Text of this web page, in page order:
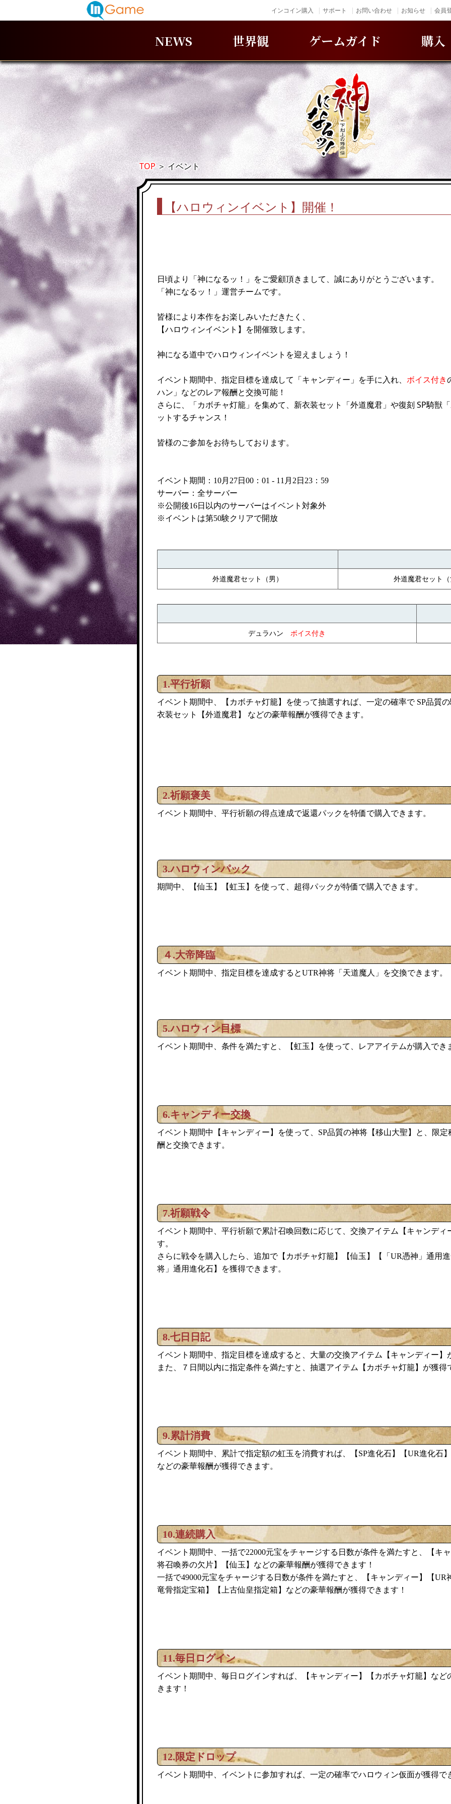
インコイン購入 サポート お問い合わせ お知らせ 会員
NEWS 世界観 ゲームガイド 購入
TOP＞イベント
【ハロウィンイベント】開催！
日頃より「神になるッ！」をご愛顧頂きまして、誠にありがとうございます。
「神になるッ！」運営チームです。
皆様により本作をお楽しみいただきたく、
【ハロウィンイベント】を開催致します。
神になる道中でハロウィンイベントを迎えましょう！
イベント期間中、指定目標を達成して「キャンディー」を手に入れ、 ボイス付き
ハン」などのレア報酬と交換可能！
さらに、「カボチャ灯籠」を集めて、新衣装セット「外道魔君」や復刻 SP騎獣
ットするチャンス！
皆様のご参加をお待ちしております。
イベント期間：10月27日00：01 - 11月2日23：59
サーバー：全サーバー
※公開後16日以内のサーバーはイベント対象外
※イベントは第50験クリアで開放
外道魔君セット （男） 外道魔君セット
デュラハン ボイス付き
1.平行祈願
イベント期間中、【 カボチャ灯籠】を使って抽選すれば、一定の確率で SP品質
衣装セット 【外道魔君】 などの豪華報酬が獲得できます。
2.祈願褒美
イベント期間中、平行祈願の得点達成で返還パックを特価で購入できます。
3.ハロウィンパック
期間中、【仙玉】【虹玉】を使って、超得パックが特価で購入できます。
４.大帝降臨
イベント期間中、指定目標を達成するとUTR神将「 天道魔人 」を交換できます。
5.ハロウィン目標
イベント期間中、条件を満たすと、【虹玉】を使って、レアアイテムが購入でき
6.キャンディー交換
イベント期間中【 キャンディー 】を使って、SP品質の神将【移山大聖 】と、限
酬と交換できます。
7.祈願戦令
イベント期間中、平行祈願で累計召喚回数に応じて、交換アイテム【キャンディ
す。
さらに戦令を購入したら、追加で【 カボチャ灯籠】【仙玉】【「UR憑神」通用
将」通用進化石】を獲得できます。
8.七日日記
イベント期間中、指定目標を達成すると、大量の交換アイテム【 キャンディー 】
また、７日間以内に指定条件を満たすと、抽選アイテム【 カボチャ灯籠】が獲得
9.累計消費
イベント期間中、累計で指定額の虹玉を消費すれば、【SP進化石】【UR進化石
などの豪華報酬が獲得できます。
10.連続購入
イベント期間中、一括で22000元宝をチャージする日数が条件を満たすと、【 キ
将召喚券の欠片】【仙玉】などの豪華報酬が獲得できます！
一括で49000元宝をチャージする日数が条件を満たすと、【 キャンディー 】【UR
竜骨指定宝箱】【上古仙皇指定箱】などの豪華報酬が獲得できます！
11.毎日ログイン
イベント期間中、毎日ログインすれば、【 キャンディー 】【 カボチャ灯籠】など
きます！
12.限定ドロップ
イベント期間中、イベントに参加すれば、一定の確率でハロウィン仮面が獲得で